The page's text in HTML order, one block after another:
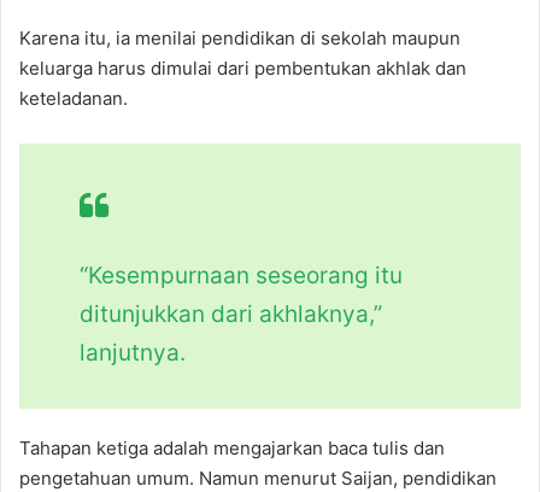
Karena itu, ia menilai pendidikan di sekolah maupun
keluarga harus dimulai dari pembentukan akhlak dan
keteladanan.
“Kesempurnaan seseorang itu
ditunjukkan dari akhlaknya,”
lanjutnya.
Tahapan ketiga adalah mengajarkan baca tulis dan
pengetahuan umum. Namun menurut Saijan, pendidikan